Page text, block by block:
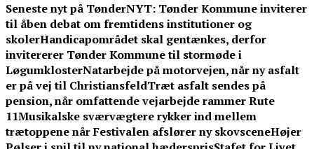
Seneste nyt på TønderNYT: Tønder Kommune inviterer
til åben debat om fremtidens institutioner og
skolerHandicapområdet skal gentænkes, derfor
invitererer Tønder Kommune til stormøde i
LøgumklosterNatarbejde på motorvejen, når ny asfalt
er på vej til ChristiansfeldTræt asfalt sendes på
pension, når omfattende vejarbejde rammer Rute
11Musikalske sværvægtere rykker ind mellem
trætoppene når Festivalen afslører ny skovsceneHøjer